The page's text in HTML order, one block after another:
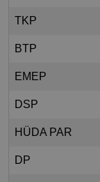
TKP
BTP
EMEP
DSP
HÜDA PAR
DP